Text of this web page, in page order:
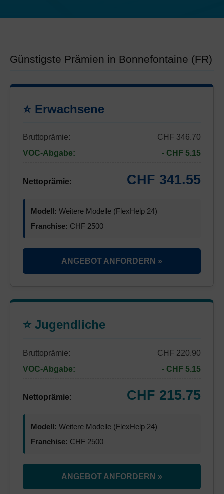
Günstigste Prämien in Bonnefontaine (FR)
⭐ Erwachsene
Bruttoprämie:
CHF 346.70
VOC-Abgabe:
- CHF 5.15
Nettoprämie: CHF 341.55
Modell: Weitere Modelle (FlexHelp 24)
Franchise: CHF 2500
ANGEBOT ANFORDERN »
⭐ Jugendliche
Bruttoprämie:
CHF 220.90
VOC-Abgabe:
- CHF 5.15
Nettoprämie: CHF 215.75
Modell: Weitere Modelle (FlexHelp 24)
Franchise: CHF 2500
ANGEBOT ANFORDERN »